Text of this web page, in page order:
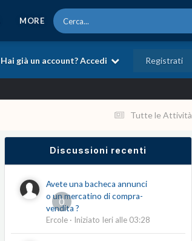
MORE
Hai già un account? Accedi Registrati
Tutte le Attività
Discussioni recenti
0
Avete una bacheca annunci
o un mercatino di compra-
vendita ?
Ercole· Iniziato Ieri alle 03:28